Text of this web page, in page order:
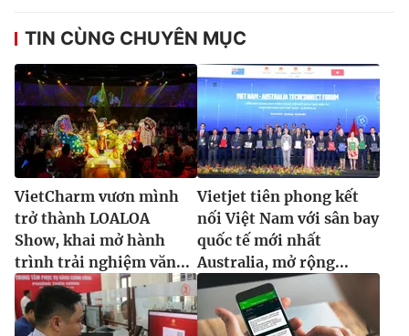
TIN CÙNG CHUYÊN MỤC
VietCharm vươn mình
trở thành LOALOA
Show, khai mở hành
trình trải nghiệm văn...
Vietjet tiên phong kết
nối Việt Nam với sân bay
quốc tế mới nhất
Australia, mở rộng...